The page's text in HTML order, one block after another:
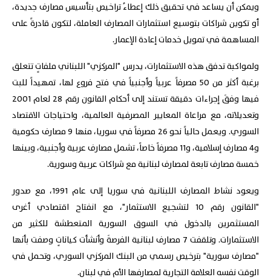
ويمكن أن يساعد في تحقيق ذلك إعطاءُ تراخيص بتأسيس مصارف جديدة،
أو تكوين شراكات بتوسيع استثمارات المصارف العاملة، لتكون قادرةً على
المساهمة في تمويل خدمات إعادة الإعمار.
ولمواكبة تدفق هذه الاستثمارات، يدرس "المركزي" اللبناني ملفاتٍ تتعلق
برغبة أكثر من 50 مصرفاً عربياً وأجنبياً في فتح فروع لها، تمهيداً للبت
فيها وفقَ إجراءات دقيقة تستند إلى أحكام القانون رقم 28 لعام 2001
وتعديلاته، مع مراعاة المعايير المصرفية العالمية، واحتياجات الاقتصاد
السوري. ويعمل حالياً نحو 26 مصرفاً في سوريا، منها 9 مصارف حكومية
و4 مصارف إسلامية، و11 مصرفاً خاصاً، تشمل مصارف عربية وأجنبية، وبينها
خمسة مصارف تابعة لمصارف لبنانية مع شراكات عربية وسورية.
ويعود نشاط المصارف اللبنانية في سوريا إلى عام 1991، مع صدور
"القانون رقم 10 لتشجيع الاستثمار"، مع انفتاح اقتصادي أغرى
المستثمرين بالدخول في السوق السورية المتعطشة للكثير من
الاستثمارات. وتلقفت 7 مصارف لبنانية الفرصةَ وأنشأت كياناتٍ وصفت بأنها
"مصارف سورية" بترخيص رسمي من البنك المركزي السوري، وتحمل في
الوقت نفسه العلامة التجارية لمصارفها الأم في لبنان.